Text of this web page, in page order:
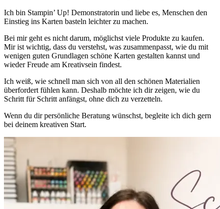
Ich bin Stampin’ Up! Demonstratorin und liebe es, Menschen den
Einstieg ins Karten basteln leichter zu machen.
Bei mir geht es nicht darum, möglichst viele Produkte zu kaufen.
Mir ist wichtig, dass du verstehst, was zusammenpasst, wie du mit
wenigen guten Grundlagen schöne Karten gestalten kannst und
wieder Freude am Kreativsein findest.
Ich weiß, wie schnell man sich von all den schönen Materialien
überfordert fühlen kann. Deshalb möchte ich dir zeigen, wie du
Schritt für Schritt anfängst, ohne dich zu verzetteln.
Wenn du dir persönliche Beratung wünschst, begleite ich dich gern
bei deinem kreativen Start.